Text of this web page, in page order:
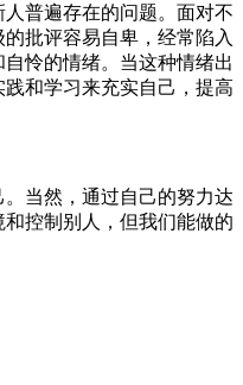
人普遍存在的问题。面对不
批评容易自卑，经常陷入
怜的情绪。当这种情绪出
和学习来充实自己，提高
当然，通过自己的努力达
控制别人，但我们能做的